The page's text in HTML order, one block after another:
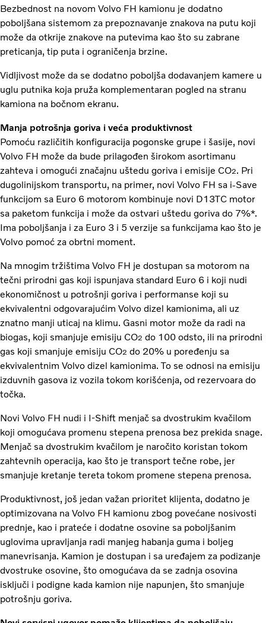
Bezbednost na novom Volvo FH kamionu je dodatno
poboljšana sistemom za prepoznavanje znakova na putu koji
može da otkrije znakove na putevima kao što su zabrane
preticanja, tip puta i ograničenja brzine.
Vidljivost može da se dodatno poboljša dodavanjem kamere u
uglu putnika koja pruža komplementaran pogled na stranu
kamiona na bočnom ekranu.
Manja potrošnja goriva i veća produktivnost
Pomoću različitih konfiguracija pogonske grupe i šasije, novi
Volvo FH može da bude prilagođen širokom asortimanu
zahteva i omogući značajnu uštedu goriva i emisije CO2. Pri
dugolinijskom transportu, na primer, novi Volvo FH sa i-Save
funkcijom sa Euro 6 motorom kombinuje novi D13TC motor
sa paketom funkcija i može da ostvari uštedu goriva do 7%*.
Ima poboljšanja i za Euro 3 i 5 verzije sa funkcijama kao što je
Volvo pomoć za obrtni moment.
Na mnogim tržištima Volvo FH je dostupan sa motorom na
tečni prirodni gas koji ispunjava standard Euro 6 i koji nudi
ekonomičnost u potrošnji goriva i performanse koji su
ekvivalentni odgovarajućim Volvo dizel kamionima, ali uz
znatno manji uticaj na klimu. Gasni motor može da radi na
biogas, koji smanjuje emisiju CO2 do 100 odsto, ili na prirodni
gas koji smanjuje emisiju CO2 do 20% u poređenju sa
ekvivalentnim Volvo dizel kamionima. To se odnosi na emisiju
izduvnih gasova iz vozila tokom korišćenja, od rezervoara do
točka.
Novi Volvo FH nudi i I-Shift menjač sa dvostrukim kvačilom
koji omogućava promenu stepena prenosa bez prekida snage.
Menjač sa dvostrukim kvačilom je naročito koristan tokom
zahtevnih operacija, kao što je transport tečne robe, jer
smanjuje kretanje tereta tokom promene stepena prenosa.
Produktivnost, još jedan važan prioritet klijenta, dodatno je
optimizovana na Volvo FH kamionu zbog povećane nosivosti
prednje, kao i prateće i dodatne osovine sa poboljšanim
uglovima upravljanja radi manjeg habanja guma i boljeg
manevrisanja. Kamion je dostupan i sa uređajem za podizanje
dvostruke osovine, što omogućava da se zadnja osovina
isključi i podigne kada kamion nije napunjen, što smanjuje
potrošnju goriva.